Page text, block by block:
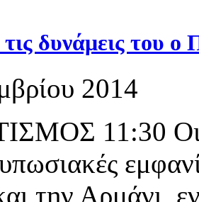
δυνάμεις του ο
2014
11:30 Οι
την Αρμάνι,